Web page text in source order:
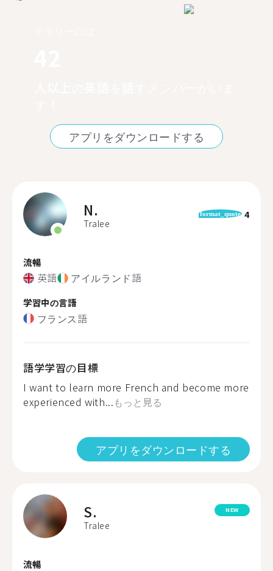
アプリをダウンロードする
N.
Tralee
format_quote 4
流暢
英語 アイルランド語
学習中の言語
フランス語
語学学習の目標
I want to learn more French and become more
experienced with...もっと見る
アプリをダウンロードする
S.
Tralee
NEW
流暢